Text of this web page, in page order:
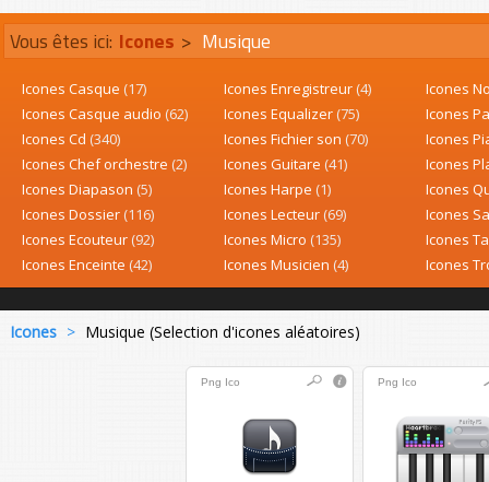
Vous êtes ici: Icones > Musique
Icones Casque (17)
Icones Casque audio (62)
Icones Cd (340)
Icones Chef orchestre (2)
Icones Diapason (5)
Icones Dossier (116)
Icones Ecouteur (92)
Icones Enceinte (42)
Icones Enregistreur(4)
Icones Equalizer(75)
Icones Fichier son (70)
Icones Guitare (41)
Icones Harpe (1)
Icones Lecteur (69)
Icones Micro (135)
Icones Musicien (4)
Icones
Icones
Icones
Icones
Icones
Icones
Icones
Icones
Icones > Musique (Selection d'icones aléatoires)
Png Ico Png Ico